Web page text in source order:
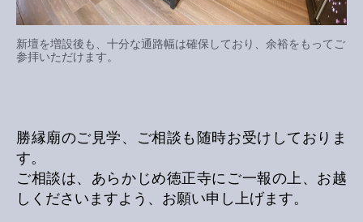
新壇を増設後も、十分な通路幅は確保しており、余裕をもってご
参拝いただけます。
勝縁廟のご見学、ご相談も随時お受けしておりま
す。
ご相談は、あらかじめ徳正寺にご一報の上、お越
しくださいますよう、お願い申し上げます。